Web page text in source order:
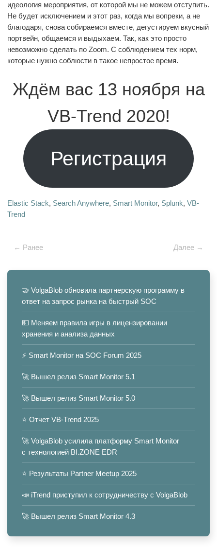
идеология мероприятия, от которой мы не можем отступить.
Не будет исключением и этот раз, когда мы вопреки, а не
благодаря, снова собираемся вместе, дегустируем вкусный
портвейн, общаемся и выдыхаем. Так, как это просто
невозможно сделать по Zoom. С соблюдением тех норм,
которые нужно соблюсти в такое непростое время.
Ждём вас 13 ноября на
VB-Trend 2020!
Регистрация
Elastic Stack, Search Anywhere, Smart Monitor, Splunk, VB-
Trend
← Ранее Далее →
🤝 VolgaBlob обновила партнерскую программу в
ответ на запрос рынка на быстрый SOC
💵 Меняем правила игры в лицензировании
хранения и анализа данных
⚡️ Smart Monitor на SOC Forum 2025
🚀 Вышел релиз Smart Monitor 5.1
🚀 Вышел релиз Smart Monitor 5.0
⭐️ Отчет VB-Trend 2025
🚀 VolgaBlob усилила платформу Smart Monitor
с технологией BI.ZONE EDR
⭐️ Результаты Partner Meetup 2025
📣 iTrend приступил к сотрудничеству с VolgaBlob
🚀 Вышел релиз Smart Monitor 4.3